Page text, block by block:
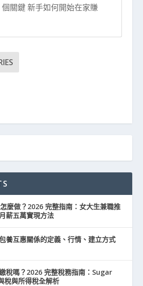
關鍵 新手如何開始在家賺
麼做？2026 完整指南：女大生兼職推
薪五萬實現方法
養互惠關係的定義、行情、建立方式
稅嗎？2026 完整稅務指南：Sugar
稅與所得稅全解析